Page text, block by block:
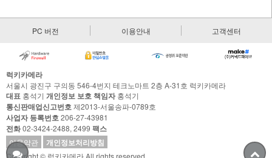
PC 버전 이용안내 고객센터
럭키카메라
서울시 광진구 구의동 546-4번지 테크노마트 2층 A-31호 럭키카메라
대표 홍석기 개인정보 보호 책임자홍석기
통신판매업신고번호제2013-서울송파-0789호
사업자 등록번호206-27-43981
전화02-3424-2488, 2499 팩스
이용약관 개인정보처리방침